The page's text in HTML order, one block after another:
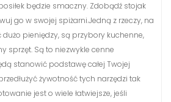
będzie smaczny. Zdobądź stojak
go w swojej spiżarni.Jedną z rzeczy, na
pieniędzy, są przybory kuchenne,
sprzęt. Są to niezwykle cenne
stanowić podstawę całej Twojej
żywotność tych narzędzi tak
jest o wiele łatwiejsze, jeśli